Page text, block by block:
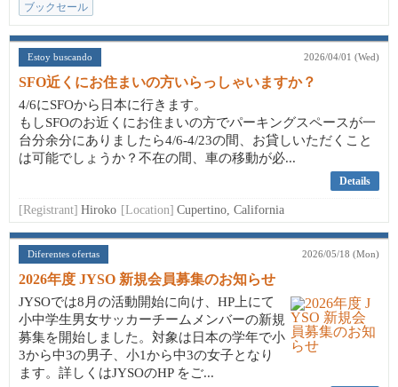
ブックセール
Estoy buscando 2026/04/01 (Wed)
SFO近くにお住まいの方いらっしゃいますか？
4/6にSFOから日本に行きます。
もしSFOのお近くにお住まいの方でパーキングスペースが一
台分余分にありましたら4/6-4/23の間、お貸しいただくこと
は可能でしょうか？不在の間、車の移動が必...
Details
[Registrant] Hiroko [Location] Cupertino, California
Diferentes ofertas 2026/05/18 (Mon)
2026年度 JYSO 新規会員募集のお知らせ
JYSOでは8月の活動開始に向け、HP上にて
小中学生男女サッカーチームメンバーの新規
募集を開始しました。対象は日本の学年で小
3から中3の男子、小1から中3の女子となり
ます。詳しくはJYSOのHP をご...